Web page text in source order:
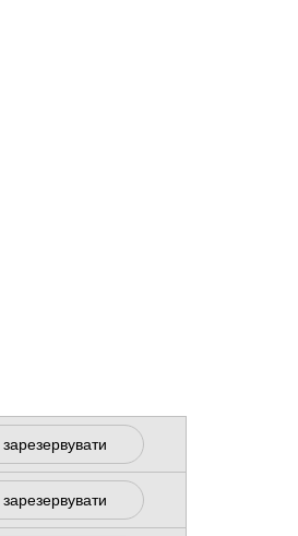
зарезервувати
зарезервувати